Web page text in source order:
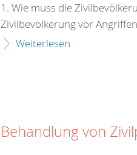
1. Wie muss die
Zivilbevölkerung vor
Weiterlesen
Behandlung von